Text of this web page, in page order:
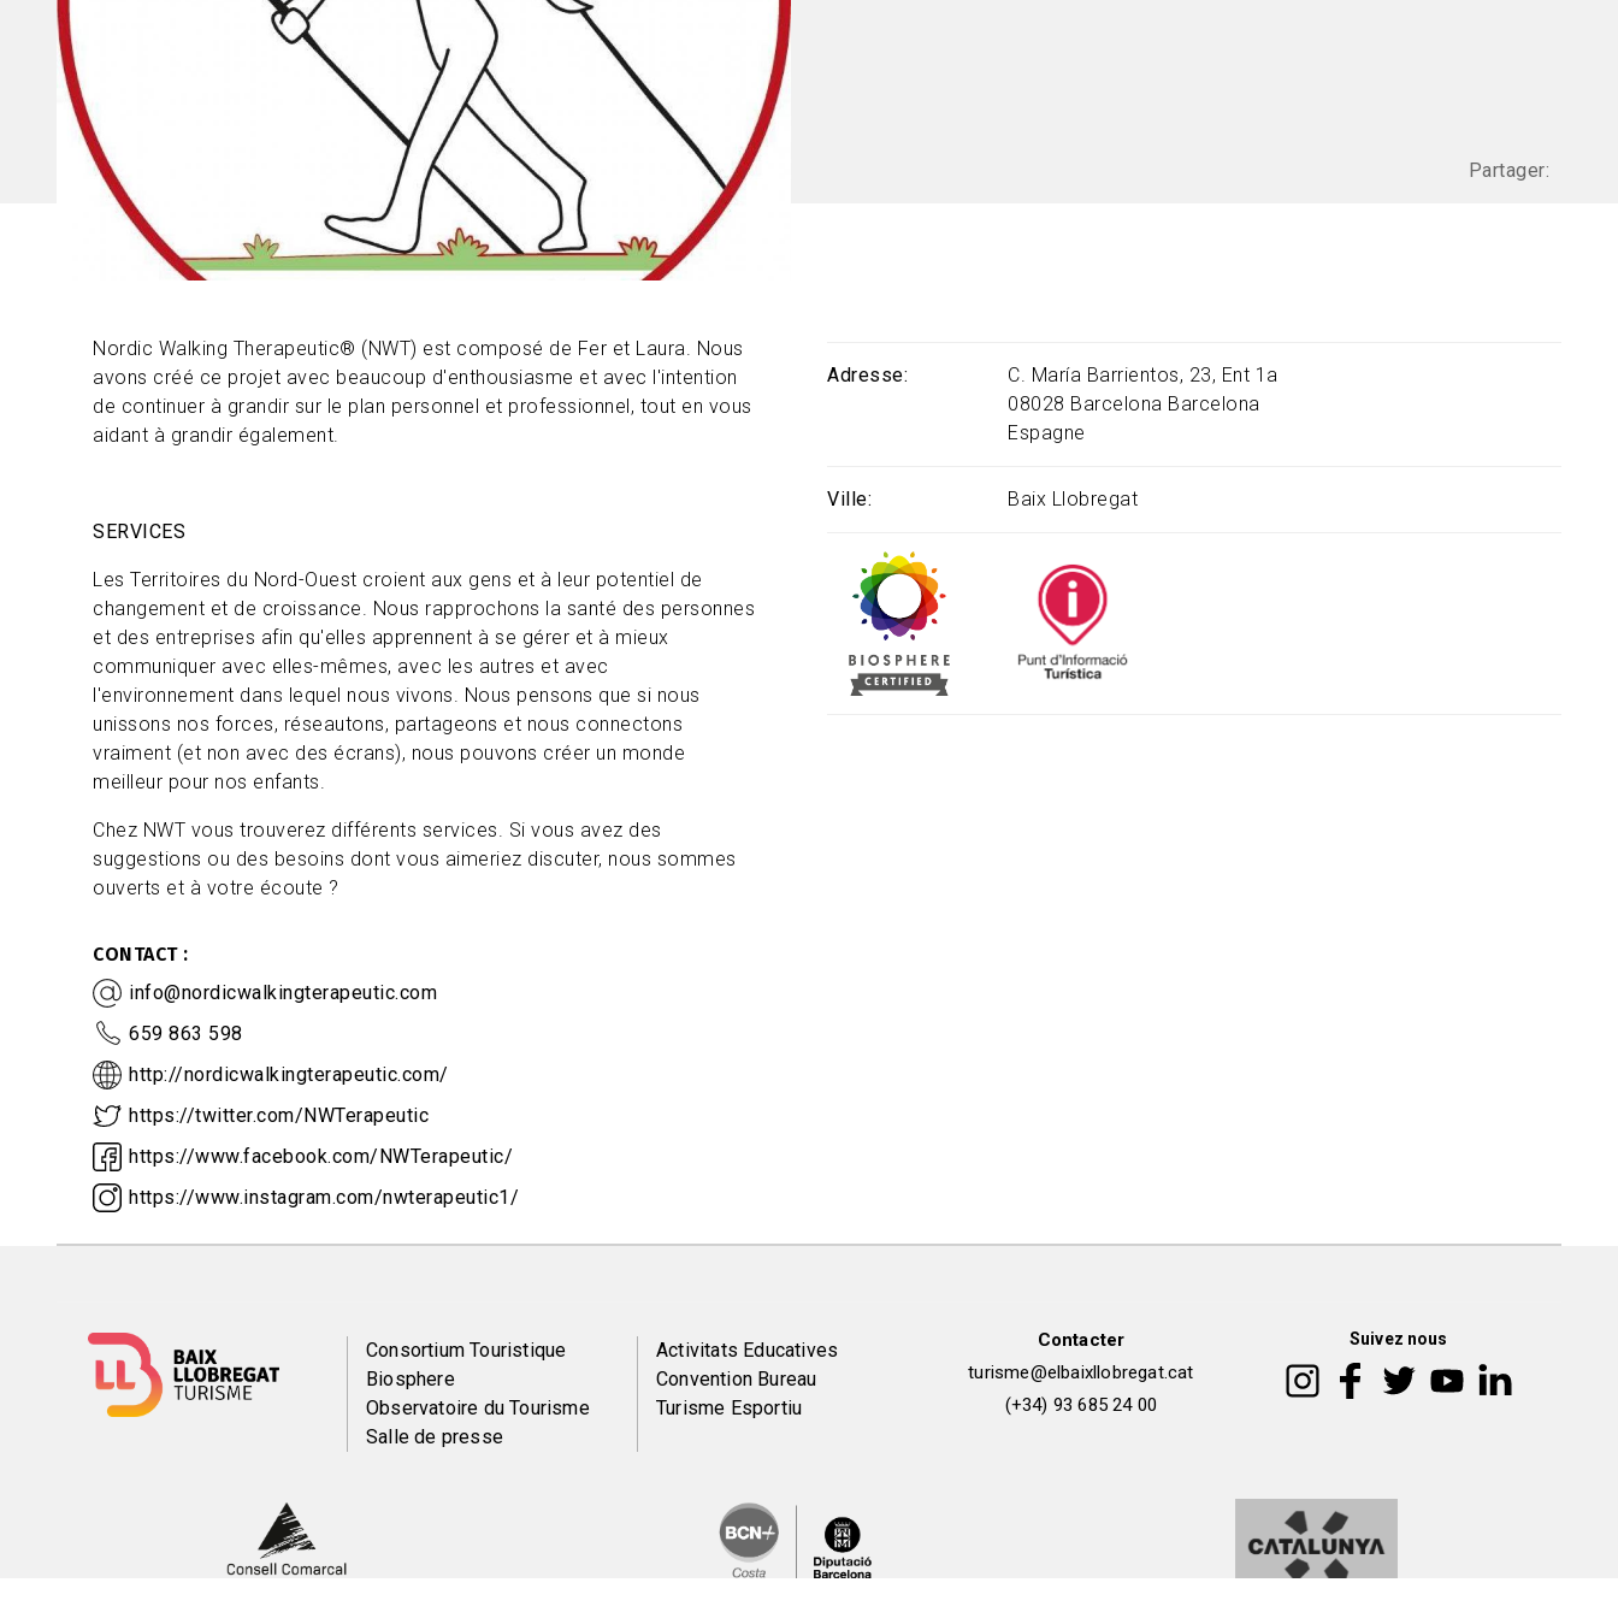
Partager:
Nordic Walking Therapeutic® (NWT) est composé de Fer et Laura. Nous
avons créé ce projet avec beaucoup d'enthousiasme et avec l'intention
de continuer à grandir sur le plan personnel et professionnel, tout en vous
aidant à grandir également.
SERVICES
Les Territoires du Nord-Ouest croient aux gens et à leur potentiel de
changement et de croissance. Nous rapprochons la santé des personnes
et des entreprises afin qu'elles apprennent à se gérer et à mieux
communiquer avec elles-mêmes, avec les autres et avec
l'environnement dans lequel nous vivons. Nous pensons que si nous
unissons nos forces, réseautons, partageons et nous connectons
vraiment (et non avec des écrans), nous pouvons créer un monde
meilleur pour nos enfants.
Chez NWT vous trouverez différents services. Si vous avez des
suggestions ou des besoins dont vous aimeriez discuter, nous sommes
ouverts et à votre écoute ?
CONTACT
info@nordicwalkingterapeutic.com
659 863 598
http://nordicwalkingterapeutic.com/
https://twitter.com/NWTerapeutic
https://www.facebook.com/NWTerapeutic/
https://www.instagram.com/nwterapeutic1/
Adresse
C. María Barrientos, 23, Ent 1a
08028 Barcelona Barcelona
Espagne
Ville Baix Llobregat
Menú
del
Consortium Touristique
Biosphere
Observatoire du Tourisme
Salle de presse
Peu
de
Activitats Educatives
Convention Bureau
Turisme Esportiu
Contacter
turisme@elbaixllobregat.cat
(+34) 93 685 24 00
Suivez nous